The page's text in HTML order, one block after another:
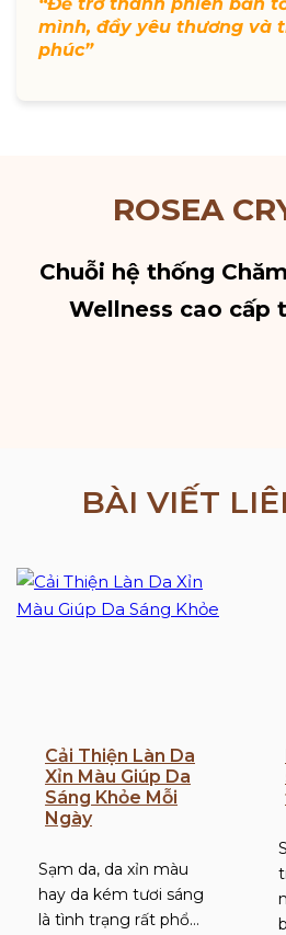
mình, đầy yêu thương và
phúc”
ROSEA
Chuỗi hệ thống
Wellness cao cấp
BÀI VIẾT
Cải Thiện Làn Da
Xỉn Màu Giúp Da
Sáng Khỏe Mỗi
Ngày
Sạm da, da xỉn màu
hay da kém tươi sáng
là tình trạng rất phổ…